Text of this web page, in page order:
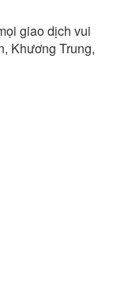
giao dịch vui
Khương Trung,